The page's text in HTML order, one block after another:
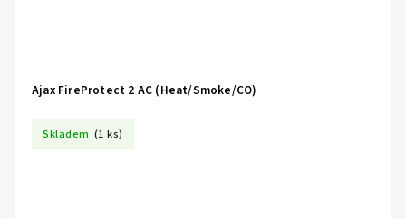
Ajax FireProtect 2 AC (Heat/Smoke/CO)
Skladem (1 ks)